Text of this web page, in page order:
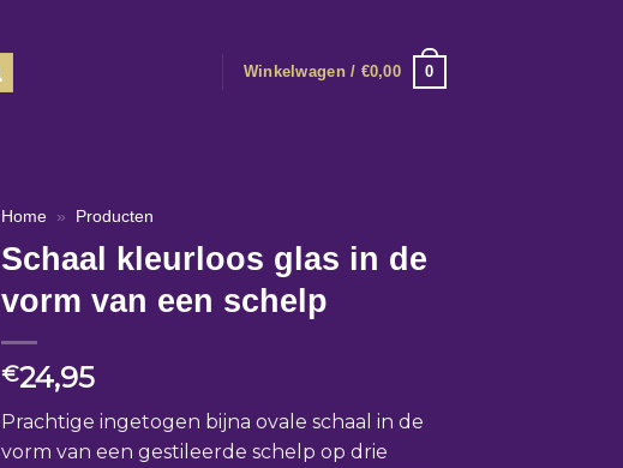
Winkelwagen / €0,00 0
Home » Producten
Schaal kleurloos glas in de
vorm van een schelp
€24,95
Prachtige ingetogen bijna ovale schaal in de
vorm van een gestileerde schelp op drie